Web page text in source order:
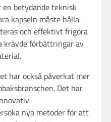
betydande teknisk
kapseln måste hålla
och effektivt frigöra
krävde förbättringar av
har också påverkat mer
Det har
nya metoder för att